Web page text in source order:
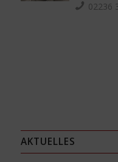
02236
AKTUELLES